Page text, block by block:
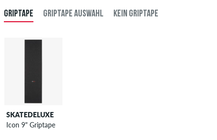
GRIPTAPE GRIPTAPE AUSWAHL KEIN GRIPTAPE
SKATEDELUXE
Icon 9" Griptape